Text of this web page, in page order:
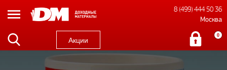
8 (499) 444 50 36
Москва
Акции 0